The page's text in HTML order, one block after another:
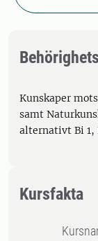
Kunskaper
samt
alternativt Bi 1,
Kursfakta